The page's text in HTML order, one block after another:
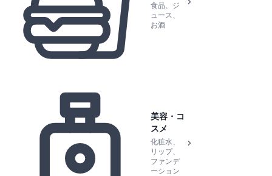
食品、ジ
ュース、
お酒
美容・コ
スメ
化粧水、
リップ、
ファンデ
ーション